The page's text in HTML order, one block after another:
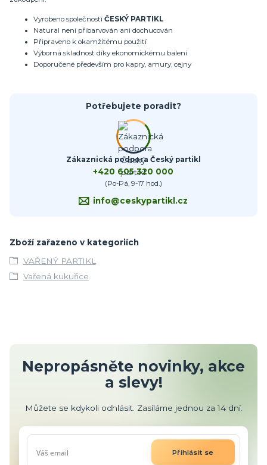
Vyrobeno společností ČESKÝ PARTIKL
Natural není přibarvován ani dochucován
Připraveno k okamžitému použití
Výborná skladnost díky ekonomickému balení
Doporučené především pro kapry, amury, cejny
Potřebujete poradit?
Zákaznická podpora Český partikl
+420 605 320 000
(Po-Pá, 9-17 hod.)
info@ceskypartikl.cz
Zboží zařazeno v kategoriích
VAŘENÝ PARTIKL
Vařená kukuřice
Nepropásněte novinky, akce
a slevy!
Můžete se kdykoli odhlásit. Zasíláme jednou za 14 dní.
Přihlásit se